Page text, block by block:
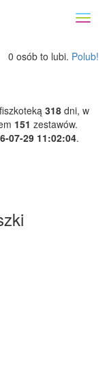
0 osób to lubi. Polub!
318 dni, w
151 zestawów.
07-29 11:02:04.